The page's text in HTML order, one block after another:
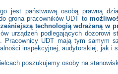
jest państwową osobą prawną
grona pracowników UDT to
technologiąwdrażaną w
urządzeń podlegających dozorowi
. Pracownicy UDT mają tym samym
inspekcyjnej, audytorskiej, jak i
poszukujemy osoby na